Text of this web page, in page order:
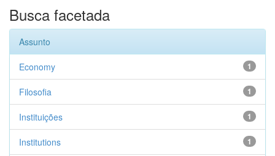
Busca facetada
Assunto
1
Economy
1
Filosofia
1
Instituições
1
Institutions